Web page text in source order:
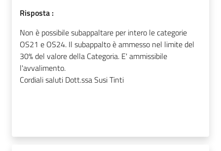
Risposta :
Non è possibile subappaltare per intero le categorie
OS21 e OS24. Il subappalto è ammesso nel limite del
30% del valore della Categoria. E' ammissibile
l'avvalimento.
Cordiali saluti Dott.ssa Susi Tinti